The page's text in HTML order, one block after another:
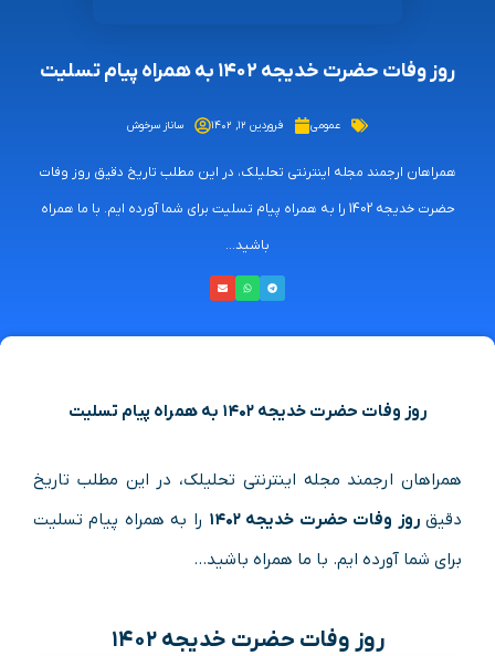
روز وفات حضرت خدیجه ۱۴۰۲ به همراه پیام تسلیت
عمومی فروردین ۱۲, ۱۴۰۲ ساناز سرخوش
همراهان ارجمند مجله اینترنتی تحلیلک، در این مطلب تاریخ دقیق روز وفات
حضرت خدیجه 1402 را به همراه پیام تسلیت برای شما آورده ایم. با ما همراه
باشید...
روز وفات حضرت خدیجه ۱۴۰۲ به همراه پیام تسلیت
همراهان ارجمند مجله اینترنتی تحلیلک، در این مطلب تاریخ
دقیقروز وفات حضرت خدیجه ۱۴۰۲
را به همراه پیام تسلیت
برای شما آورده ایم. با ما همراه باشید…
روز وفات حضرت خدیجه ۱۴۰۲